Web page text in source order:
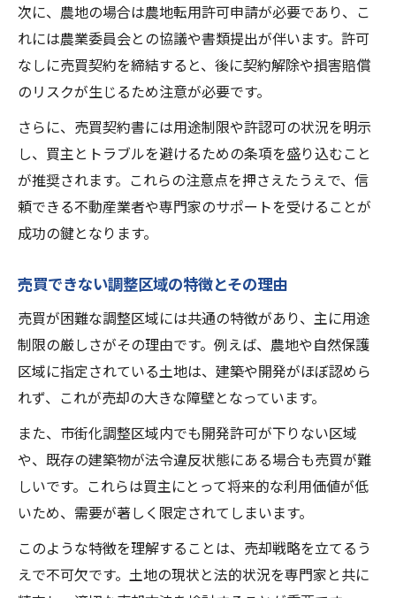
次に、農地の場合は農地転用許可申請が必要であり、こ
れには農業委員会との協議や書類提出が伴います。許可
なしに売買契約を締結すると、後に契約解除や損害賠償
のリスクが生じるため注意が必要です。
さらに、売買契約書には用途制限や許認可の状況を明示
し、買主とトラブルを避けるための条項を盛り込むこと
が推奨されます。これらの注意点を押さえたうえで、信
頼できる不動産業者や専門家のサポートを受けることが
成功の鍵となります。
売買できない調整区域の特徴とその理由
売買が困難な調整区域には共通の特徴があり、主に用途
制限の厳しさがその理由です。例えば、農地や自然保護
区域に指定されている土地は、建築や開発がほぼ認めら
れず、これが売却の大きな障壁となっています。
また、市街化調整区域内でも開発許可が下りない区域
や、既存の建築物が法令違反状態にある場合も売買が難
しいです。これらは買主にとって将来的な利用価値が低
いため、需要が著しく限定されてしまいます。
このような特徴を理解することは、売却戦略を立てるう
えで不可欠です。土地の現状と法的状況を専門家と共に